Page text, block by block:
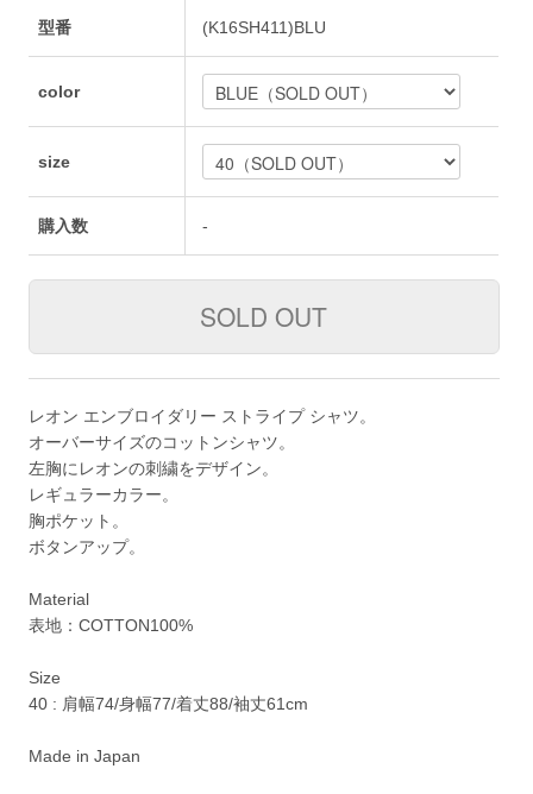
型番 (K16SH411)BLU
color
size
購入数 -
レオン エンブロイダリー ストライプ シャツ。
オーバーサイズのコットンシャツ。
左胸にレオンの刺繍をデザイン。
レギュラーカラー。
胸ポケット。
ボタンアップ。
Material
表地：COTTON100%
Size
40 : 肩幅74/身幅77/着丈88/袖丈61cm
Made in Japan